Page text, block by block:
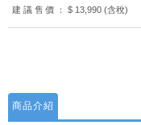
建議售價： $ 13,990 (含稅)
商品介紹